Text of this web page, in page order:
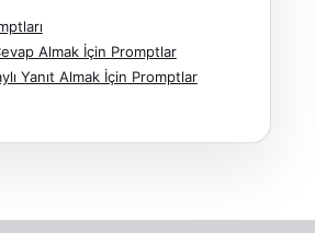
Almak İçin Promptlar
Yanıt Almak İçin Promptlar